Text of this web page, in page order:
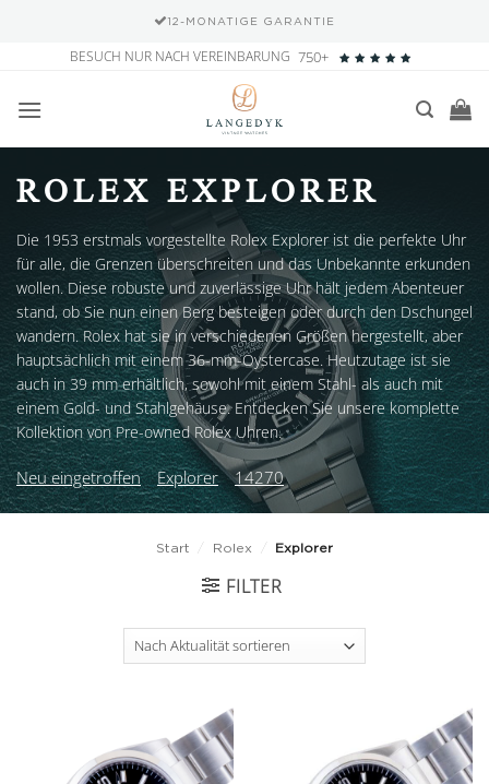
12-MONATIGE GARANTIE
springen
BESUCH NUR NACH VEREINBARUNG 750+
ROLEX EXPLORER
Die 1953 erstmals vorgestellte Rolex Explorer ist die perfekte Uhr
für alle, die Grenzen überschreiten und das Unbekannte erkunden
wollen. Diese robuste und zuverlässige Uhr hält jedem Abenteuer
stand, ob Sie nun einen Berg besteigen oder durch den Dschungel
wandern. Rolex hat sie in verschiedenen Größen hergestellt, aber
hauptsächlich mit einem 36-mm-Oystercase. Heutzutage ist sie
auch in 39 mm erhältlich, sowohl mit einem Stahl- als auch mit
einem Gold- und Stahlgehäuse. Entdecken Sie unsere komplette
Kollektion von Pre-owned Rolex Uhren.
Neu eingetroffen Explorer 14270
Start Rolex Explorer
FILTER
Add to
wishlist
Add to
wishlist